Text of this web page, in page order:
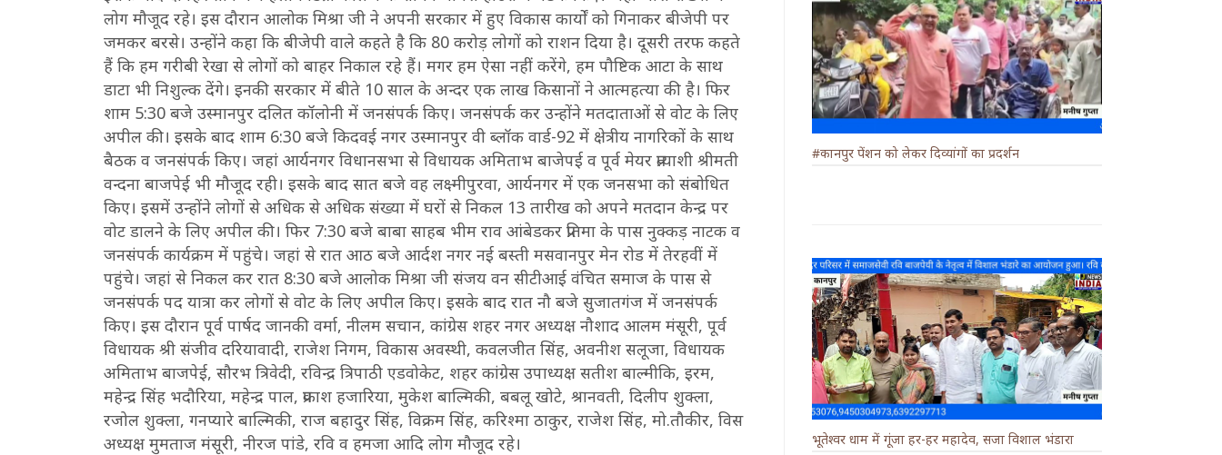
लोग मौजूद रहे। इस दौरान आलोक मिश्रा जी ने अपनी सरकार में हुए विकास कार्यों को गिनाकर बीजेपी पर
जमकर बरसे। उन्होंने कहा कि बीजेपी वाले कहते है कि 80 करोड़ लोगों को राशन दिया है। दूसरी तरफ कहते
हैं कि हम गरीबी रेखा से लोगों को बाहर निकाल रहे हैं। मगर हम ऐसा नहीं करेंगे, हम पौष्टिक आटा के साथ
डाटा भी निशुल्क देंगे। इनकी सरकार में बीते 10 साल के अन्दर एक लाख किसानों ने आत्महत्या की है। फिर
शाम 5:30 बजे उस्मानपुर दलित कॉलोनी में जनसंपर्क किए। जनसंपर्क कर उन्होंने मतदाताओं से वोट के लिए
अपील की। इसके बाद शाम 6:30 बजे किदवई नगर उस्मानपुर वी ब्लॉक वार्ड-92 में क्षेत्रीय नागरिकों के साथ
बैठक व जनसंपर्क किए। जहां आर्यनगर विधानसभा से विधायक अमिताभ बाजेपई व पूर्व मेयर प्रत्याशी श्रीमती
वन्दना बाजपेई भी मौजूद रही। इसके बाद सात बजे वह लक्ष्मीपुरवा, आर्यनगर में एक जनसभा को संबोधित
किए। इसमें उन्होंने लोगों से अधिक से अधिक संख्या में घरों से निकल 13 तारीख को अपने मतदान केन्द्र पर
वोट डालने के लिए अपील की। फिर 7:30 बजे बाबा साहब भीम राव आंबेडकर प्रतिमा के पास नुक्कड़ नाटक व
जनसंपर्क कार्यक्रम में पहुंचे। जहां से रात आठ बजे आर्दश नगर नई बस्ती मसवानपुर मेन रोड में तेरहवीं में
पहुंचे। जहां से निकल कर रात 8:30 बजे आलोक मिश्रा जी संजय वन सीटीआई वंचित समाज के पास से
जनसंपर्क पद यात्रा कर लोगों से वोट के लिए अपील किए। इसके बाद रात नौ बजे सुजातगंज में जनसंपर्क
किए। इस दौरान पूर्व पार्षद जानकी वर्मा, नीलम सचान, कांग्रेस शहर नगर अध्यक्ष नौशाद आलम मंसूरी, पूर्व
विधायक श्री संजीव दरियावादी, राजेश निगम, विकास अवस्थी, कवलजीत सिंह, अवनीश सलूजा, विधायक
अमिताभ बाजपेई, सौरभ त्रिवेदी, रविन्द्र त्रिपाठी एडवोकेट, शहर कांग्रेस उपाध्यक्ष सतीश बाल्मीकि, इरम,
महेन्द्र सिंह भदौरिया, महेन्द्र पाल, प्रकाश हजारिया, मुकेश बाल्मिकी, बबलू खोटे, श्रानवती, दिलीप शुक्ला,
रजोल शुक्ला, गनप्यारे बाल्मिकी, राज बहादुर सिंह, विक्रम सिंह, करिश्मा ठाकुर, राजेश सिंह, मो.तौकीर, विस
अध्यक्ष मुमताज मंसूरी, नीरज पांडे, रवि व हमजा आदि लोग मौजूद रहे।
#कानपुर पेंशन को लेकर दिव्यांगों का प्रदर्शन
भूतेश्वर धाम में गूंजा हर-हर महादेव, सजा विशाल भंडारा